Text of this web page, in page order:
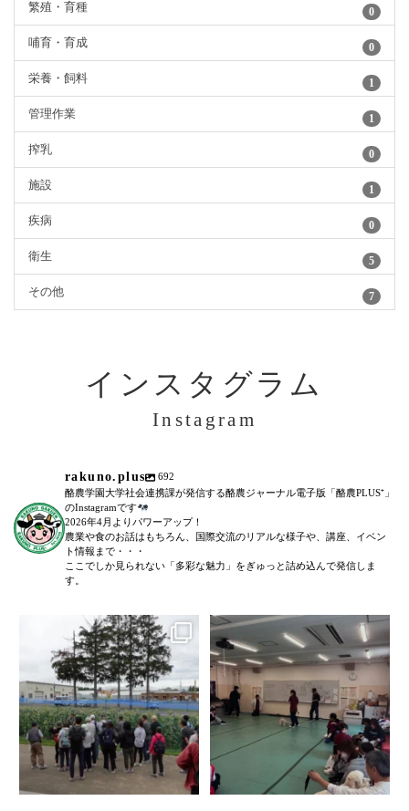
繁殖・育種 0
哺育・育成 0
栄養・飼料 1
管理作業 1
搾乳 0
施設 1
疾病 0
衛生 5
その他 7
インスタグラム
Instagram
rakuno.plus
692
酪農学園大学社会連携課が発信する酪農ジャーナル電子版「酪農PLUS⁺」
のInstagramです
2026年4月よりパワーアップ！
農業や食のお話はもちろん、国際交流のリアルな様子や、講座、イベン
ト情報まで・・・
ここでしか見られない「多彩な魅力」をぎゅっと詰め込んで発信しま
す。
＼農場見学講座を開催しました！
／...
106 0
「後期募集開始！」
6月27日(土)に、全5回に渡る犬のし
つけ教室(前期)が終了いたしまし
た。...
79 0